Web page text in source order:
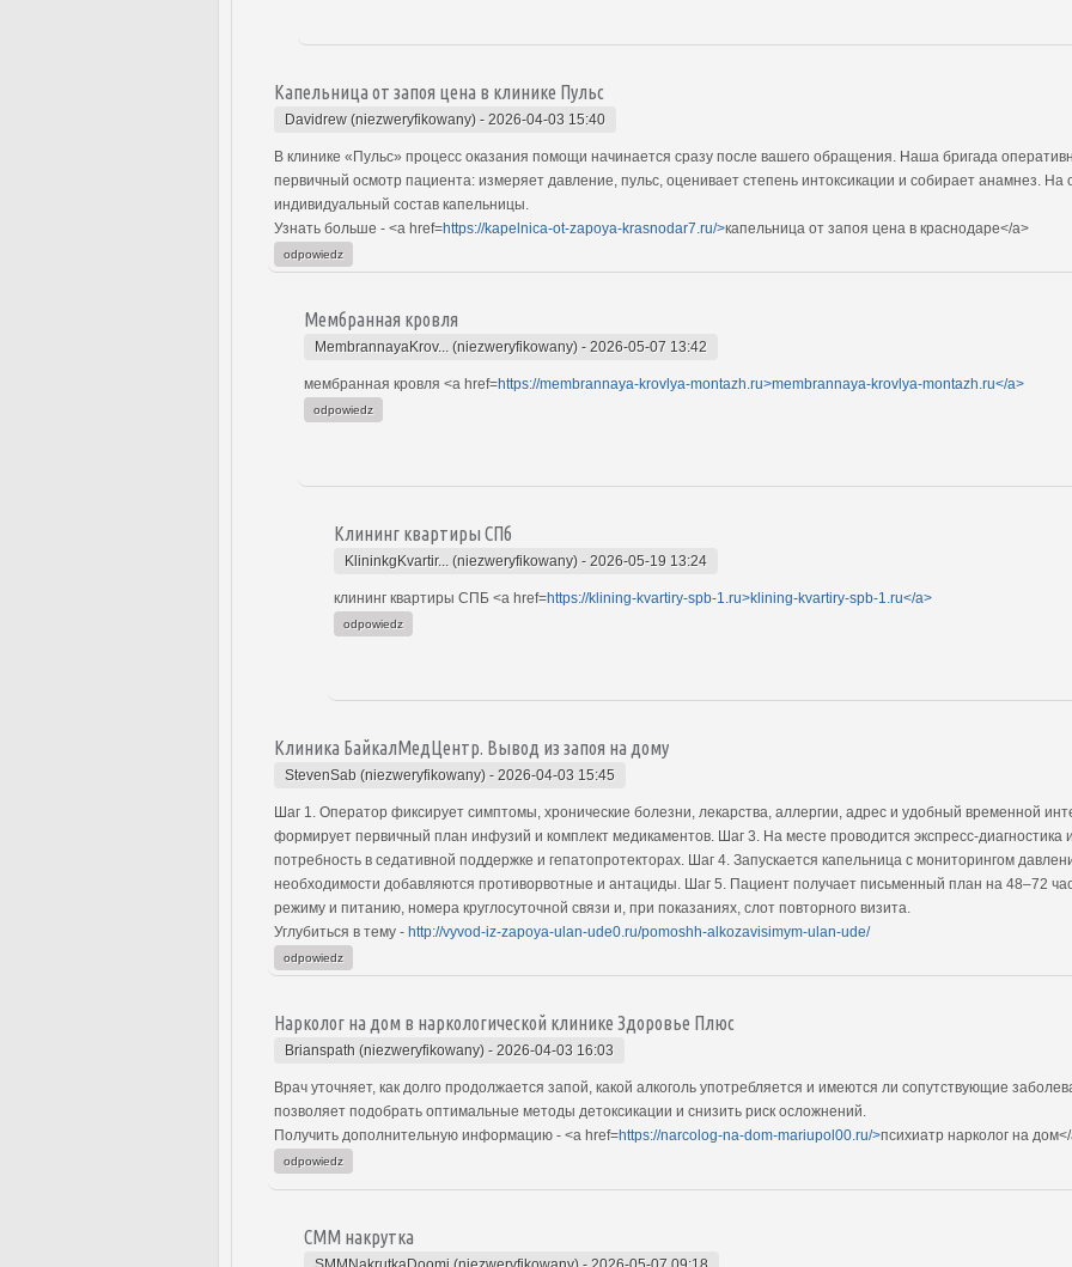
Капельница от запоя цена в клинике Пульс
Davidrew (niezweryfikowany) - 2026-04-03 15:40
В клинике «Пульс» процесс оказания помощи начинается сразу после вашего обращения. Наша бригада
первичный осмотр пациента: измеряет давление, пульс, оценивает степень интоксикации и собирает анамнез.
индивидуальный состав капельницы.
Узнать больше - <a href=https://kapelnica-ot-zapoya-krasnodar7.ru/>капельница от запоя цена в краснодаре</a>
odpowiedz
Мембранная кровля
MembrannayaKrov... (niezweryfikowany) - 2026-05-07 13:42
мембранная кровля <a href=https://membrannaya-krovlya-montazh.ru>membrannaya-krovlya-montazh.ru</a>
odpowiedz
Клининг квартиры СПб
KlininkgKvartir... (niezweryfikowany) - 2026-05-19 13:24
клининг квартиры СПБ <a href=https://klining-kvartiry-spb-1.ru>klining-kvartiry-spb-1.ru</a>
odpowiedz
Клиника БайкалМедЦентр. Вывод из запоя на дому
StevenSab (niezweryfikowany) - 2026-04-03 15:45
Шаг 1. Оператор фиксирует симптомы, хронические болезни, лекарства, аллергии, адрес и удобный временной
формирует первичный план инфузий и комплект медикаментов. Шаг 3. На месте проводится экспресс-диагностика
потребность в седативной поддержке и гепатопротекторах. Шаг 4. Запускается капельница с мониторингом
необходимости добавляются противорвотные и антациды. Шаг 5. Пациент получает письменный план на 48–72
режиму и питанию, номера круглосуточной связи и, при показаниях, слот повторного визита.
Углубиться в тему - http://vyvod-iz-zapoya-ulan-ude0.ru/pomoshh-alkozavisimym-ulan-ude/
odpowiedz
Нарколог на дом в наркологической клинике Здоровье Плюс
Brianspath (niezweryfikowany) - 2026-04-03 16:03
Врач уточняет, как долго продолжается запой, какой алкоголь употребляется и имеются ли сопутствующие
позволяет подобрать оптимальные методы детоксикации и снизить риск осложнений.
Получить дополнительную информацию - <a href=https://narcolog-na-dom-mariupol00.ru/>психиатр нарколог на
odpowiedz
СММ накрутка